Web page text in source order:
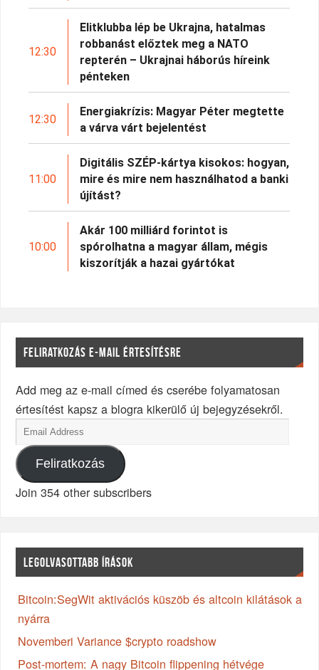
12:30
Elitklubba lép be Ukrajna, hatalmas
robbanást előztek meg a NATO
repterén – Ukrajnai háborús híreink
pénteken
12:30
Energiakrízis: Magyar Péter megtette
a várva várt bejelentést
11:00
Digitális SZÉP-kártya kisokos: hogyan,
mire és mire nem használhatod a banki
újítást?
10:00
Akár 100 milliárd forintot is
spórolhatna a magyar állam, mégis
kiszorítják a hazai gyártókat
FELIRATKOZÁS E-MAIL ÉRTESÍTÉSRE
Add meg az e-mail címed és cserébe folyamatosan
értesítést kapsz a blogra kikerülő új bejegyzésekről.
Feliratkozás
Join 354 other subscribers
LEGOLVASOTTABB ÍRÁSOK
Bitcoin:SegWit aktivációs küszöb és altcoin kilátások a
nyárra
Novemberi Variance $crypto roadshow
Post-mortem: A nagy Bitcoin flippening hétvége